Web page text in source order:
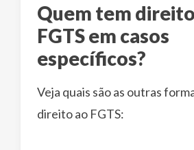
Quem tem
FGTS em casos
específicos?
Veja quais são as outras
direito ao FGTS: